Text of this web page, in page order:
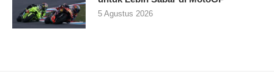
5 Agustus 2026